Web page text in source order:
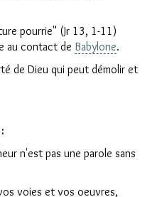
pourrie" (Jr 13, 1-11)
au contact de Babylone.
de Dieu qui peut démolir et
n'est pas une parole sans
voies et vos oeuvres,